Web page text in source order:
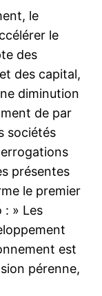
le
le
des
des capital,
diminution
de par
sociétés
présentes
le premier
: » Les
est
pérenne,